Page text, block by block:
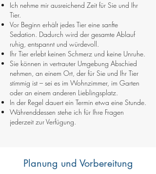
Ich nehme mir ausreichend Zeit für Sie und Ihr
Tier.
Vor Beginn erhält jedes Tier eine sanfte
Sedation. Dadurch wird der gesamte Ablauf
ruhig, entspannt und würdevoll.
Ihr Tier erlebt keinen Schmerz und keine Unruhe.
Sie können in vertrauter Umgebung Abschied
nehmen, an einem Ort, der für Sie und Ihr Tier
stimmig ist – sei es im Wohnzimmer, im Garten
oder an einem anderen Lieblingsplatz.
In der Regel dauert ein Termin etwa eine Stunde.
Währenddessen stehe ich für Ihre Fragen
jederzeit zur Verfügung.
Planung und Vorbereitung